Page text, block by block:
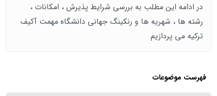
در ادامه این مطلب به بررسی شرایط پذیرش ، امکانات ،
رشته ها ، شهریه ها و رنکینگ جهانی دانشگاه مهمت آکیف
ترکیه می پردازیم
فهرست موضوعات